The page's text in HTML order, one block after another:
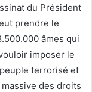
du Président
prendre le
âmes qui
imposer le
terrorisé et
des droits